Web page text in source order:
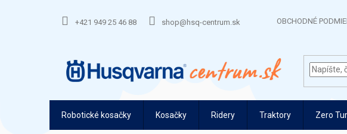
+421 949 25 46 88 shop@hsq-centrum.sk OBCHODNÉ
Robotické kosačky Kosačky Ridery Traktory Zero